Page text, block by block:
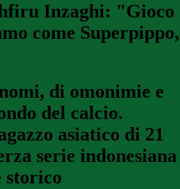
Inzaghi: "Gioco
come Superpippo,
di omonimie e
del calcio.
asiatico di 21
serie indonesiana
storico